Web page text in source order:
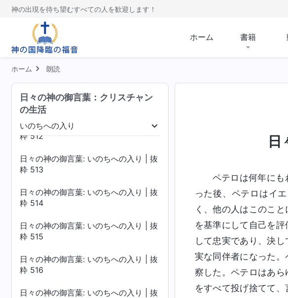
神の出現を待ち望むすべての人を歓迎します！
ホーム 書籍
ホーム 朗読
日々の神の御言葉：クリスチャン
の生活
いのちへの入り
を暴く いのちへの入り 終着点と結末
日々の神の御言葉: いのちへの入り | 抜
粋 509
粋 510
日々の神の御言葉: いのちへの入り | 抜
粋 511
日々の神の御言葉: いのちへの入り | 抜
粋 512
日々の神の御言葉: いのちへの入り | 抜
粋 513
日々の神の御言葉: いのちへの入り | 抜
粋 514
日々の神の御言葉: いのちへの入り | 抜
粋 515
日々の神の御言葉: いのちへの入り | 抜
粋 516
日々の神の御言葉: いのちへの入り | 抜
ペテロは何年に
った後、ペテロはイ
く、他の人はこのこ
を基準にして自己を
して忠実であり、決
実な同伴者になった
察した。ペテロはあ
をすべて投げ捨てて